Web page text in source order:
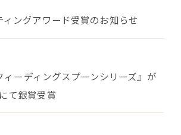
ングアワード受賞のお知らせ
ィーディングスプーンシリーズ』が
て銀賞受賞